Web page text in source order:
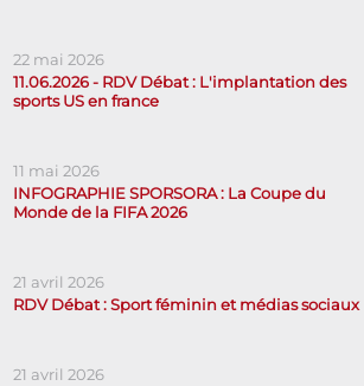
22 mai 2026
11.06.2026 - RDV Débat : L'implantation des
sports US en france
11 mai 2026
INFOGRAPHIE SPORSORA : La Coupe du
Monde de la FIFA 2026
21 avril 2026
RDV Débat : Sport féminin et médias sociaux
21 avril 2026